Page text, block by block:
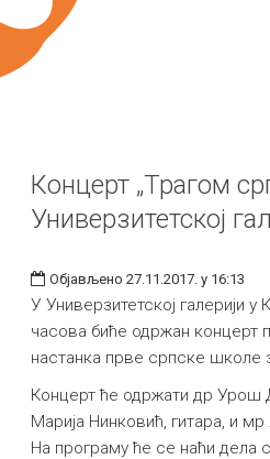
Концерт „Трагом
Универзитетској
Објављено 27.11.2017. у 16:13
У Универзитетској галерији
часова биће одржан концерт
настанка прве српске школе
Концерт ће одржати др Урош
Марија Нинковић, гитара, и
На програму ће се наћи дела